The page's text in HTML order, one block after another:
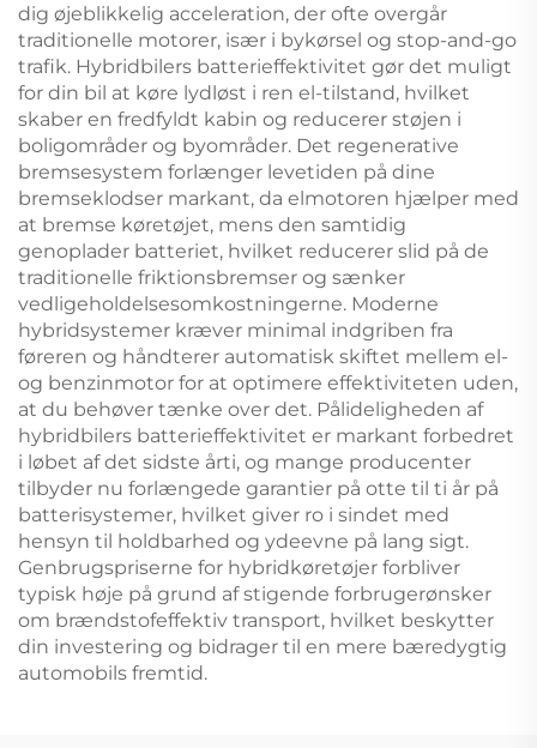
dig øjeblikkelig acceleration, der ofte overgår
traditionelle motorer, især i bykørsel og stop-and-go
trafik. Hybridbilers batterieffektivitet gør det muligt
for din bil at køre lydløst i ren el-tilstand, hvilket
skaber en fredfyldt kabin og reducerer støjen i
boligområder og byområder. Det regenerative
bremsesystem forlænger levetiden på dine
bremseklodser markant, da elmotoren hjælper med
at bremse køretøjet, mens den samtidig
genoplader batteriet, hvilket reducerer slid på de
traditionelle friktionsbremser og sænker
vedligeholdelsesomkostningerne. Moderne
hybridsystemer kræver minimal indgriben fra
føreren og håndterer automatisk skiftet mellem el-
og benzinmotor for at optimere effektiviteten uden,
at du behøver tænke over det. Pålideligheden af
hybridbilers batterieffektivitet er markant forbedret
i løbet af det sidste årti, og mange producenter
tilbyder nu forlængede garantier på otte til ti år på
batterisystemer, hvilket giver ro i sindet med
hensyn til holdbarhed og ydeevne på lang sigt.
Genbrugspriserne for hybridkøretøjer forbliver
typisk høje på grund af stigende forbrugerønsker
om brændstofeffektiv transport, hvilket beskytter
din investering og bidrager til en mere bæredygtig
automobils fremtid.